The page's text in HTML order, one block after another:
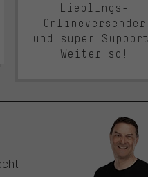
Lieblings-
Onlineversender
und super
Weiter so!